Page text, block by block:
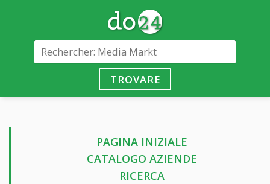
TROVARE
PAGINA INIZIALE
CATALOGO AZIENDE
RICERCA